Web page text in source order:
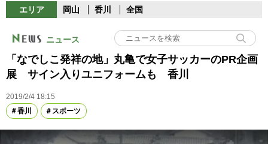
エリア 岡山 香川 全国
ニュース
「なでしこ発祥の地」丸亀で女子サッカーのPR企画
展 サイン入りユニフォームも 香川
2019/2/4 18:15
香川
スポーツ